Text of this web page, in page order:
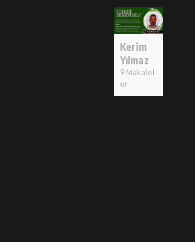
Kerim
Yılmaz
9 Makalel
er